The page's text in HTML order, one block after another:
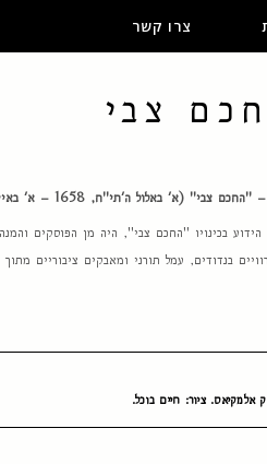
צרו קשר
צבי
(א' באלול ה'תי"ח, 1658 – א' באייר ה'תע"ח, 1718)
הידוע בכינויו "החכם צבי", היה מן הפוסקים
בנדודים, עמל תורני ומאבקים ציבוריים
אלמקיאס. ציור: חיים בוכל.